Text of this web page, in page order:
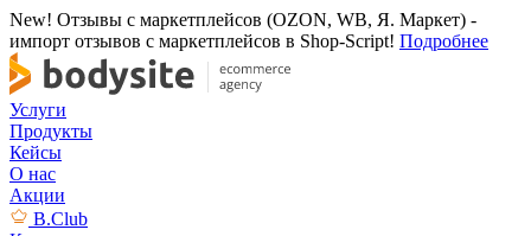
New! Отзывы с маркетплейсов (OZON, WB, Я. Маркет) -
импорт отзывов с маркетплейсов в Shop-Script! Подробнее
Услуги
Продукты
Кейсы
О нас
Акции
B.Club